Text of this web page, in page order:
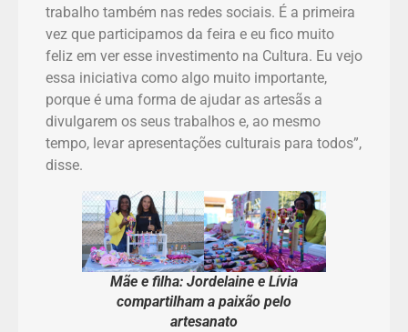
trabalho também nas redes sociais. É a primeira
vez que participamos da feira e eu fico muito
feliz em ver esse investimento na Cultura. Eu vejo
essa iniciativa como algo muito importante,
porque é uma forma de ajudar as artesãs a
divulgarem os seus trabalhos e, ao mesmo
tempo, levar apresentações culturais para todos”,
disse.
Mãe e filha: Jordelaine e Lívia
compartilham a paixão pelo
artesanato